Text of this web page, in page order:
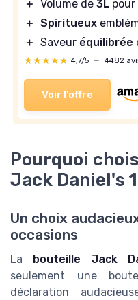
＋ Volume de 3L
＋ Spiritueux
＋ Saveur équilibrée
★★★★★
★★★★★ 4,7/5 — 4482
Voir l'offre
Pourquoi
Jack Daniel's
Un choix
occasions
La bouteille Jack
seulement une
déclaration